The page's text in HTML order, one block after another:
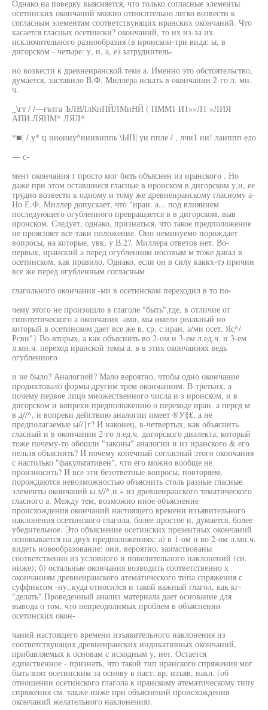
Однако на поверку выясняется, что только согласные элементы
осетинских окончаний можно относительно легко возвести к
согласным элементам соответствующих иранских окончаний. Что
касается гласных осетински? окончаний, то их из-за их
исключительного разнообразия (в иронскои-три вида: ы, в
дигорском - четыре: у, и, а, е) затруднитель-
но возвести к древнеиранской теме а. Именно это обстоятельство,
думается, заставило В.Ф. Миллера искать в окончании 2-го л. мн.
ч.
_\гт / /—гътга ЪЛВЛлКпПЙЛМиНЙ ( ПММ1 И1»»Л1 »ЛИЯ
АПИ.ЛЯНМ* ЛЯЛ^
*■( / у* ц ииоииу^ииивиппь \ЫП| уи ппле / , лчи1 ии! лаиппп ело
— с-
мент окончания т просто мог бить объяснен из иранского . Но
даже при этом оставшиеся гласные в иронском в дигорском у,и, ее
трудно возвести к одному и тому же древнеиранскому гласному а-
Но Е.Ф. Миллер допускает, что "иран. а... под влиянием
последующего огубленного превращается в в дигорском, выв
иронском. Следует, однако, признаться, что такое предположение
не проясняет все-таки положение. Оно неминуемо порождает
вопросы, на которые, увк, у В.2?. Миллера ответов нет. Во-
первых, иранский а перед огубленном носовым м тоже давал в
осетинском, как правило, Однако, если он в силу каккх-тэ причин
все же перед огубленным согласным
глагольного окончания -ми в осетинском переходил в то по-
чему этого не произошло в глаголе "быть",где, в отличие от
гипотетического а окончания -ами, мы имели реальный но
который в осетинском дает все же в, ср. с иран. а/ми осет. Яс^/
Рсвн"} Во-вторых, а как объяснить во 2-ом и 3-ем л.ед.ч. и 3-ем
л.мн.ч. переход иранской темы а. в в этих окончаниях ведь
огубленного
и не было? Аналогией? Мало вероятно, чтобы одно окончание
продиктовало формы другим трем окончаниям. В-третьих, а
почему первое лицо множественного числа и з иронском, и в
дигорском и вопреки предположению о переходе иран. а перед м
в д//^, и вопреки действию аналогии имеет ®У§£, а не
предполагаемые ы//}г? И наконец, в-четвертых, как объяснить
гласный и в окончании 2-го л.ед.ч. дигорского диалекта, который
тоже почему-то обошли "законы" аналогии и из иранского & его
нельзя объяснить? И почему конечный согласный этого окончания
с настолько "факультативен", что его можно вообще не
произносить? И все эти безответные вопросы, повторяем,
порождаются невозможностью объяснить столь разные гласные
элементы окончаний ы.з//^,и,« из древнеиранского тематического
гласного а. Между тем, возможно иное объяснение
происхождения окончаний настоящего времени изъявительного
наклонения осетинского глагола, более простое и, думается, более
убедительное. Это объяснение осетинских презентных окончаний
основывается на двух предположениях: а) в 1-ом и во 2-ом л.мн.ч.
видеть новообразование: они, вероятно, заимствованы
соответственно из условного и повелительного наклонений (си.
ниже); б) остальные окончания возводить соответственно х
окончаниям древнеиранского атематического типа спряжения с
суффиксом -ну,.куда относился и такой важный глагол, как кг-
"делать".Проведенный анализ материала дает основание для
вывода о том, что непреодолимых проблем в объяснении
осетинских окон-
чаний настоящего времени изъявительного наклонения из
соответствующих древнеиранских индикативных окончаний,
прибавляемых к основам с исходным у, нет. Остается
единственное - признать, что такой тип иранского спряжения мог
быть взят осетинским за основу в наст. вр. изъяв, накл. (об
отношении осетинского глагола к иранскому атематическому типу
спряжения см. также ниже при объяснений происхождения
окончаний желательного наклонения).